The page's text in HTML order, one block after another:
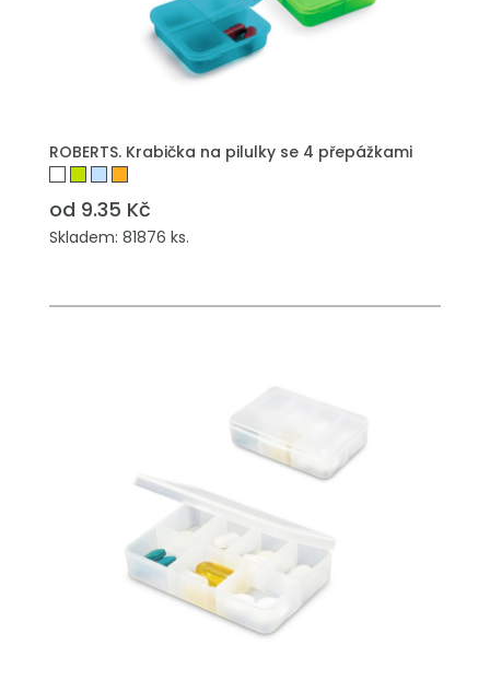
ROBERTS. Krabička na pilulky se 4 přepážkami
od 9.35 Kč
Skladem: 81876 ks.